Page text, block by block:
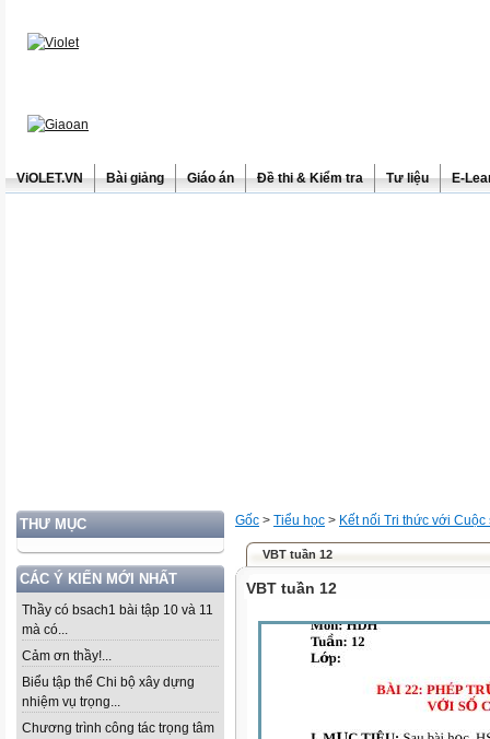
ViOLET.VN Bài giảng Giáo án Đề thi & Kiểm tra Tư liệu E-
THƯ MỤC
CÁC Ý KIẾN MỚI NHẤT
Thầy có bsach1 bài tập 10 và 11
mà có...
Cảm ơn thầy!...
Biểu tập thể Chi bộ xây dựng
nhiệm vụ trọng...
Chương trình công tác trọng tâm
Gốc > Tiểu học > Kết nối Tri thức với Cuộc
VBT tuần 12
VBT tuần 12